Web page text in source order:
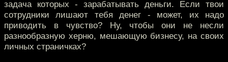
задача которых - зарабатывать деньги. Если твои
сотрудники лишают тебя денег - может, их надо
приводить в чувство? Ну, чтобы они не несли
разнообразную херню, мешающую бизнесу, на своих
личных страничках?